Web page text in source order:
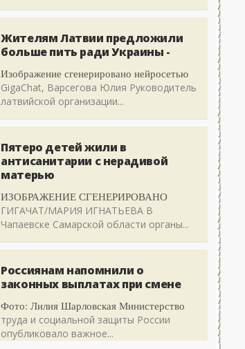
Жителям Латвии предложили
больше пить ради Украины -
Изображение сгенерировано нейросетью
GigaChat, Варсегова Юлия Руководитель
латвийской организации...
Пятеро детей жили в
антисанитарии с нерадивой
матерью
ИЗОБРАЖЕНИЕ СГЕНЕРИРОВАНО
ГИГАЧАТ/МАРИЯ ИГНАТЬЕВА В
Чапаевске Самарской области органы...
Россиянам напомнили о
законных выплатах при смене
Фото: Лилия Шарловская Министерство
труда и социальной защиты России
опубликовало важное...